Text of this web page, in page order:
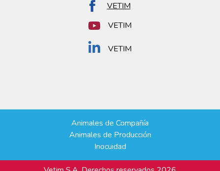
VETIM
VETIM
VETIM
Animales de Compañía
Animales de Producción
Inocuidad